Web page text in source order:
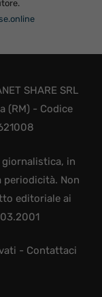
SHARE SRL
(RM) - Codice
giornalistica, in
periodicità. Non
editoriale ai
- Contattaci